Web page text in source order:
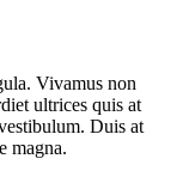
Vivamus non
ultrices quis at
Duis at
magna.